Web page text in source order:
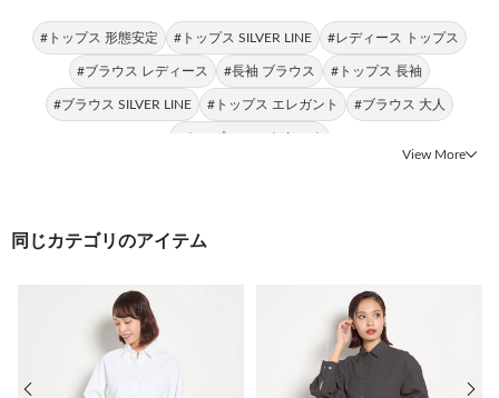
#トップス 形態安定 #トップス SILVER LINE #レディース トップス
#ブラウス レディース #長袖 ブラウス #トップス 長袖
#ブラウス SILVER LINE #トップス エレガント #ブラウス 大人
#トップス ソフトタッチ
View More
同じカテゴリのアイテム
前の画像